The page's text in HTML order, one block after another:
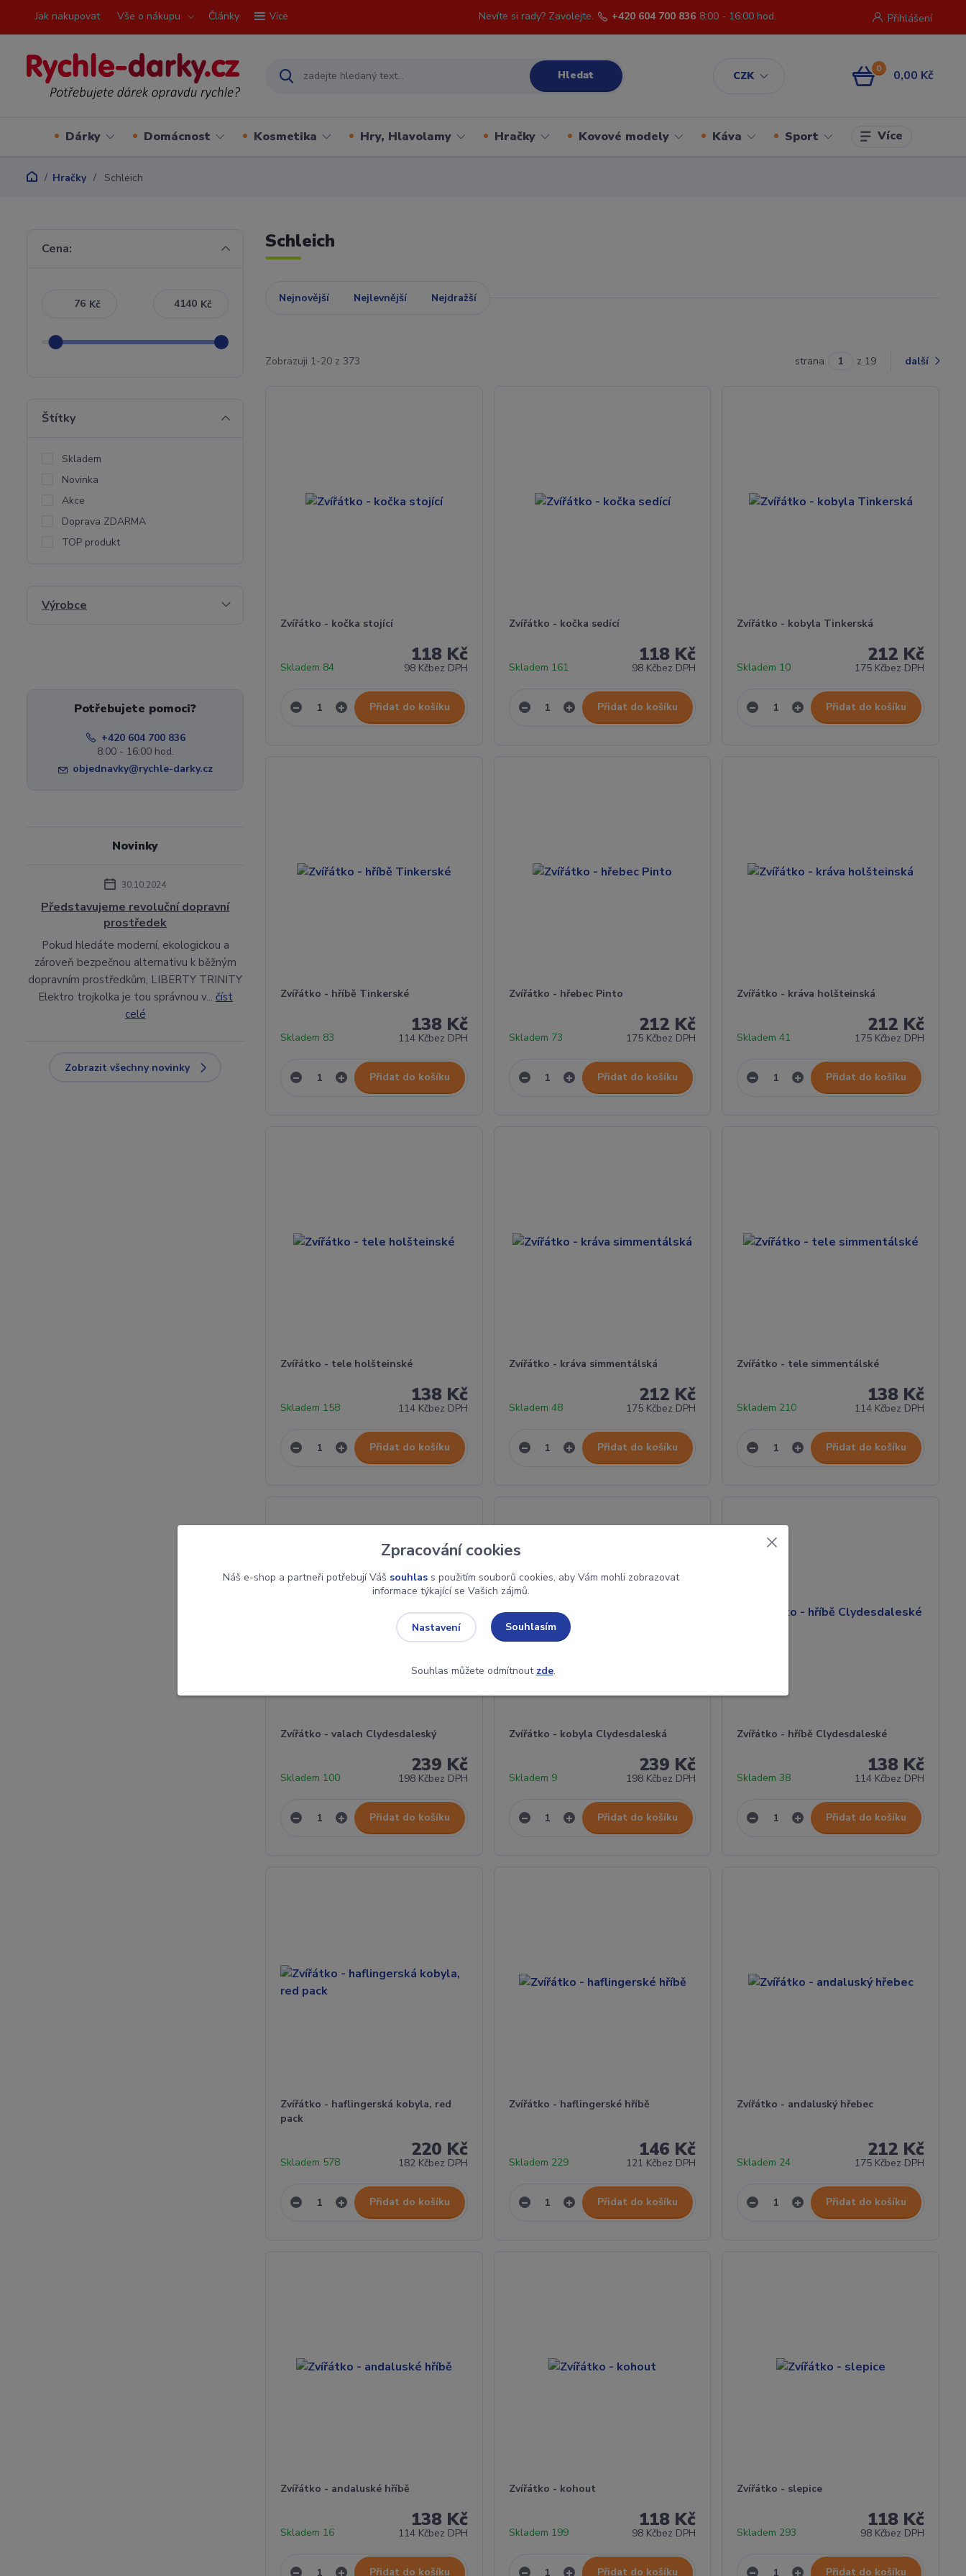
Jak nakupovat Vše o nákupu Články Více
CZK
Přihlášení
Hledat
Nevíte si rady? Zavolejte. +420 604 700 836 8:00 - 16:00 hod.
0 0,00 Kč
Dárky Domácnost Kosmetika Hry, Hlavolamy Hračky Kovové modely Káva Sport Více
Hračky Schleich
Schleich
Nejnovější Nejlevnější Nejdražší
Zobrazuji 1-20 z 373 strana z 19 další
Zvířátko - kočka stojící
118 Kč
98 Kčbez DPH
Skladem 84
Přidat do košíku
Zvířátko - kočka sedící
118 Kč
98 Kčbez DPH
Skladem 161
Přidat do košíku
Zvířátko - kobyla Tinkerská
212 Kč
175 Kčbez DPH
Skladem 10
Přidat do košíku
Zvířátko - hříbě Tinkerské
138 Kč
114 Kčbez DPH
Skladem 83
Přidat do košíku
Zvířátko - hřebec Pinto
212 Kč
175 Kčbez DPH
Skladem 73
Přidat do košíku
Zvířátko - kráva holšteinská
212 Kč
175 Kčbez DPH
Skladem 41
Přidat do košíku
Zvířátko - tele holšteinské
138 Kč
114 Kčbez DPH
Skladem 158
Přidat do košíku
Zvířátko - kráva simmentálská
212 Kč
175 Kčbez DPH
Skladem 48
Přidat do košíku
Zvířátko - tele simmentálské
138 Kč
114 Kčbez DPH
Skladem 210
Přidat do košíku
Zvířátko - valach Clydesdaleský
239 Kč
198 Kčbez DPH
Skladem 100
Přidat do košíku
Zvířátko - kobyla Clydesdaleská
239 Kč
198 Kčbez DPH
Skladem 9
Přidat do košíku
Zvířátko - hříbě Clydesdaleské
138 Kč
114 Kčbez DPH
Skladem 38
Přidat do košíku
Zvířátko - haflingerská kobyla, red
pack
220 Kč
182 Kčbez DPH
Skladem 578
Přidat do košíku
Zvířátko - haflingerské hříbě
146 Kč
121 Kčbez DPH
Skladem 229
Přidat do košíku
Zvířátko - andaluský hřebec
212 Kč
175 Kčbez DPH
Skladem 24
Přidat do košíku
Zvířátko - andaluské hříbě
138 Kč
114 Kčbez DPH
Skladem 16
Přidat do košíku
Zvířátko - kohout
118 Kč
98 Kčbez DPH
Skladem 199
Přidat do košíku
Zvířátko - slepice
118 Kč
98 Kčbez DPH
Skladem 293
Přidat do košíku
Cena:
Kč Kč
Štítky
Skladem
Novinka
Akce
Doprava ZDARMA
TOP produkt
Výrobce
Potřebujete pomoci?
+420 604 700 836
8:00 - 16:00 hod.
objednavky@rychle-darky.cz
Novinky
30.10.2024
Představujeme revoluční dopravní
prostředek
Pokud hledáte moderní, ekologickou a
zároveň bezpečnou alternativu k běžným
dopravním prostředkům, LIBERTY TRINITY
Elektro trojkolka je tou správnou v... číst
celé
Zobrazit všechny novinky
Zpracování cookies
Náš e-shop a partneři potřebují Váš souhlass použitím souborů cookies, aby Vám mohli zobrazovat
informace týkající se Vašich zájmů.
Nastavení Souhlasím
Souhlas můžete odmítnout zde.